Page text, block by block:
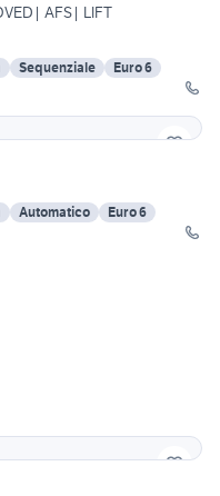
AFS| LIFT
Sequenziale
Euro 6
Automatico
Euro 6